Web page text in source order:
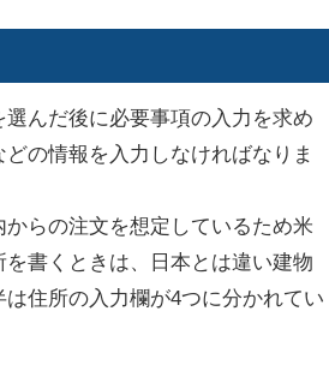
んだ後に必要事項の入力を求め
の情報を入力しなければなりま
らの注文を想定しているため米
書くときは、日本とは違い建物
住所の入力欄が4つに分かれてい